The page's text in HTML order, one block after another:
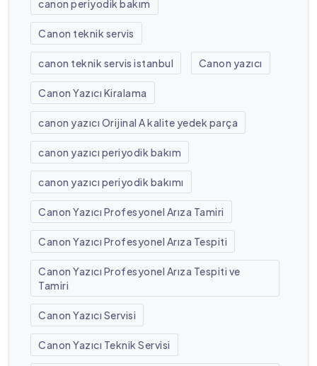
canon periyodik bakım
Canon teknik servis
canon teknik servis istanbul Canon yazıcı
Canon Yazıcı Kiralama
canon yazıcı Orijinal A kalite yedek parça
canon yazıcı periyodik bakım
canon yazıcı periyodik bakımı
Canon Yazıcı Profesyonel Arıza Tamiri
Canon Yazıcı Profesyonel Arıza Tespiti
Canon Yazıcı Profesyonel Arıza Tespiti ve
Tamiri
Canon Yazıcı Servisi
Canon Yazıcı Teknik Servisi